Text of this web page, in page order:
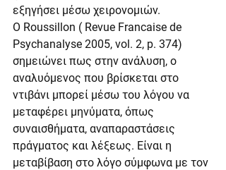
εξηγήσει μέσω χειρονομιών.
Ο Roussillon ( Revue Francaise de
Psychanalyse 2005, vol. 2, p. 374)
σημειώνει πως στην ανάλυση, ο
αναλυόμενος που βρίσκεται στο
ντιβάνι μπορεί μέσω του λόγου να
μεταφέρει μηνύματα, όπως
συναισθήματα, αναπαραστάσεις
πράγματος και λέξεως. Είναι η
μεταβίβαση στο λόγο σύμφωνα με τον